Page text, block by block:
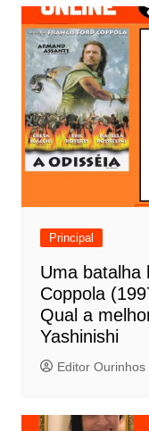
v
e
g
a
ç
ã
o
d
Principal
Uma batalha
Coppola
Qual a
Yashinishi
Editor Ourinhos